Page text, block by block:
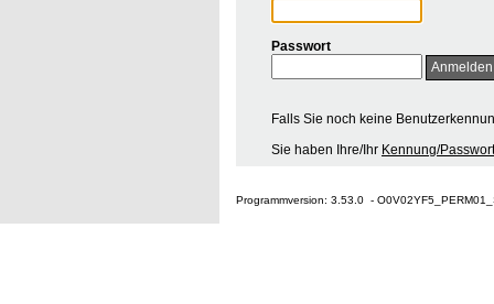
Passwort
Falls Sie noch keine
Sie haben Ihre/Ihr Kennung/
Programmversion: 3.53.0 -